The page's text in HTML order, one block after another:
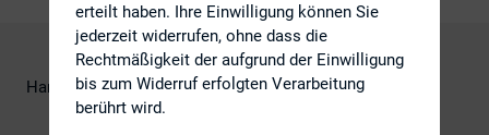
Harald Kinzler, Hering Schuppener
erteilt haben. Ihre Einwilligung können Sie
jederzeit widerrufen, ohne dass die
Rechtmäßigkeit der aufgrund der Einwilligung
bis zum Widerruf erfolgten Verarbeitung
berührt wird.